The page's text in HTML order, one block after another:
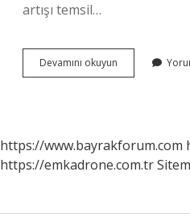
artışı temsil…
Devamını okuyun Ortalama
Bir
Kalır
https://www.bayrakforum.com
https://emkadrone.com.tr